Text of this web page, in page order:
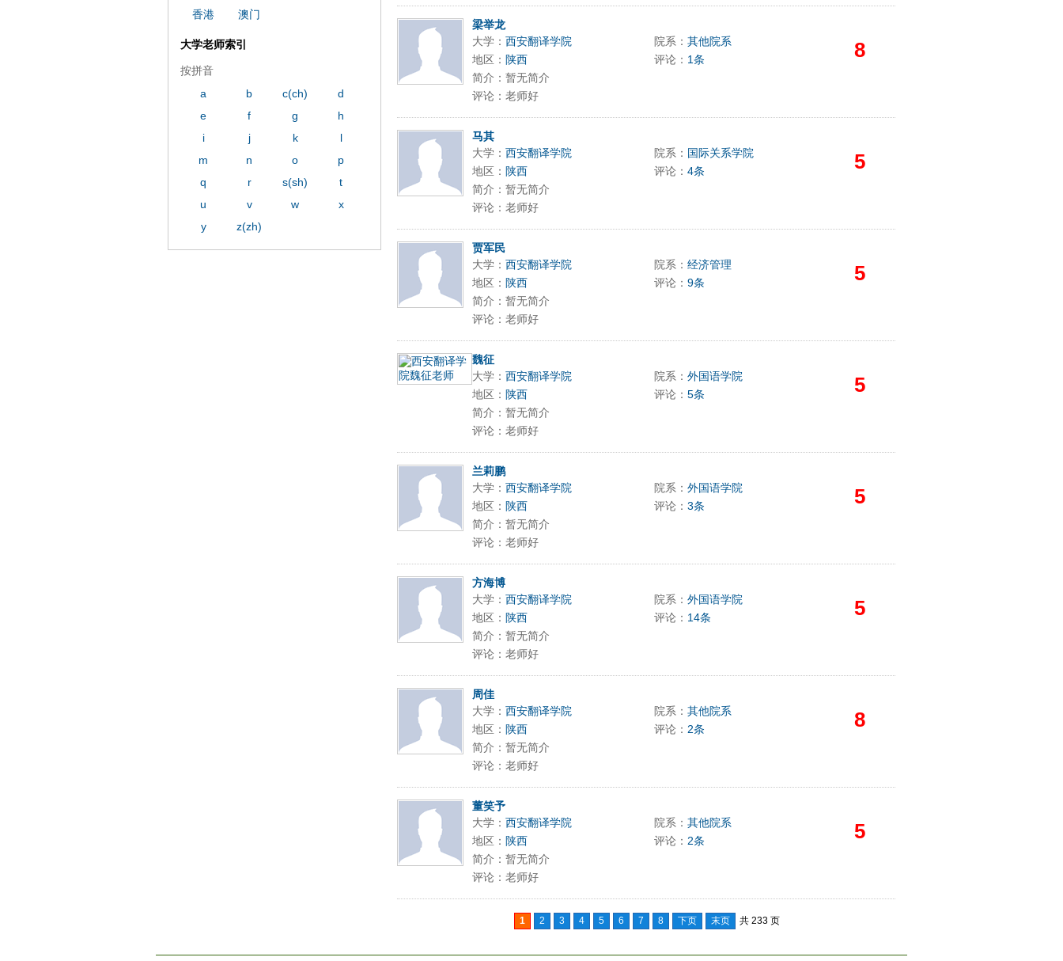
梁举龙
大学： 西安翻译学院 院系： 其他院系 8
地区： 陕西 评论： 1条
简介：暂无简介
评论：老师好
马其
大学： 西安翻译学院 院系： 国际关系学院 5
地区： 陕西 评论： 4条
简介：暂无简介
评论：老师好
贾军民
大学： 西安翻译学院 院系： 经济管理 5
地区： 陕西 评论： 9条
简介：暂无简介
评论：老师好
魏征
大学： 西安翻译学院 院系： 外国语学院 5
地区： 陕西 评论： 5条
简介：暂无简介
评论：老师好
兰莉鹏
大学： 西安翻译学院 院系： 外国语学院 5
地区： 陕西 评论： 3条
简介：暂无简介
评论：老师好
方海博
大学： 西安翻译学院 院系： 外国语学院 5
地区： 陕西 评论： 14条
简介：暂无简介
评论：老师好
周佳
大学： 西安翻译学院 院系： 其他院系 8
地区： 陕西 评论： 2条
简介：暂无简介
评论：老师好
董笑予
大学： 西安翻译学院 院系： 其他院系 5
地区： 陕西 评论： 2条
简介：暂无简介
评论：老师好
1 2 3 4 5 6 7 8 下页 末页 共 233 页
香港
澳门
大学老师索引
按拼音
a
b c(ch)
d
e
f g
h
i
j k
l
m
n o
p
q
r s(sh)
t
u
v w
x
y
z(zh)